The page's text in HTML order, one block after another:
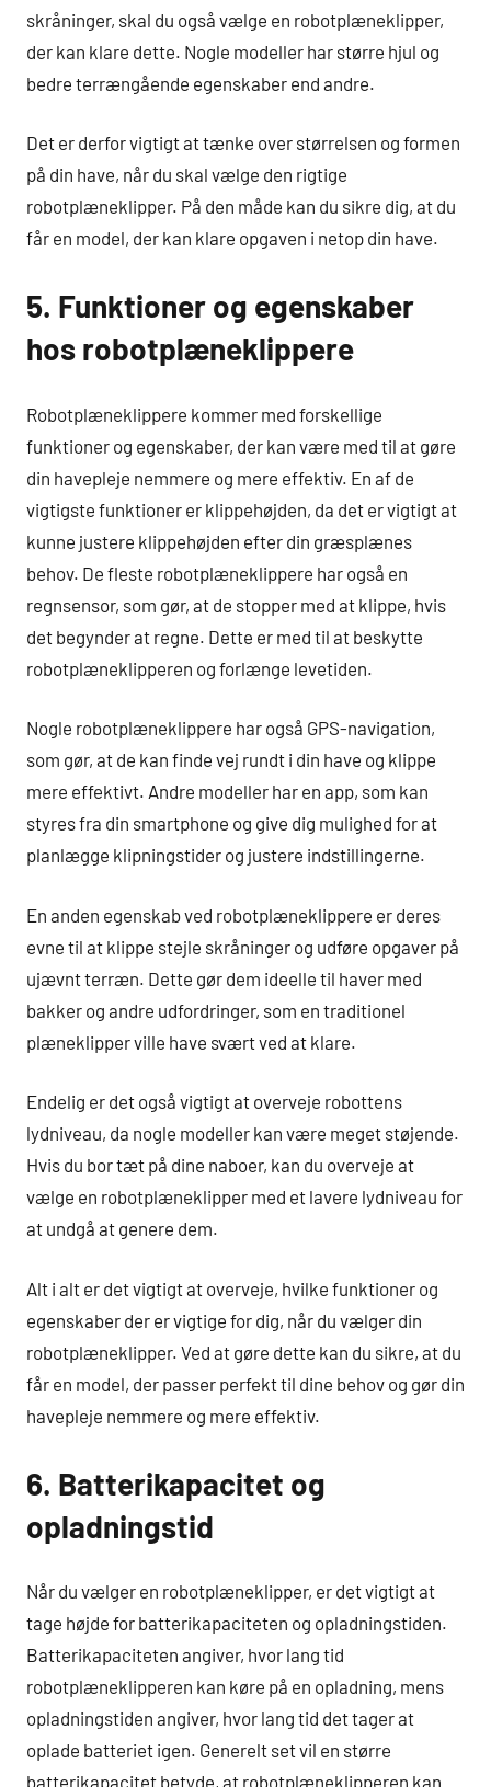
skråninger, skal du også vælge en robotplæneklipper,
der kan klare dette. Nogle modeller har større hjul og
bedre terrængående egenskaber end andre.
Det er derfor vigtigt at tænke over størrelsen og formen
på din have, når du skal vælge den rigtige
robotplæneklipper. På den måde kan du sikre dig, at du
får en model, der kan klare opgaven i netop din have.
5. Funktioner og egenskaber
hos robotplæneklippere
Robotplæneklippere kommer med forskellige
funktioner og egenskaber, der kan være med til at gøre
din havepleje nemmere og mere effektiv. En af de
vigtigste funktioner er klippehøjden, da det er vigtigt at
kunne justere klippehøjden efter din græsplænes
behov. De fleste robotplæneklippere har også en
regnsensor, som gør, at de stopper med at klippe, hvis
det begynder at regne. Dette er med til at beskytte
robotplæneklipperen og forlænge levetiden.
Nogle robotplæneklippere har også GPS-navigation,
som gør, at de kan finde vej rundt i din have og klippe
mere effektivt. Andre modeller har en app, som kan
styres fra din smartphone og give dig mulighed for at
planlægge klipningstider og justere indstillingerne.
En anden egenskab ved robotplæneklippere er deres
evne til at klippe stejle skråninger og udføre opgaver på
ujævnt terræn. Dette gør dem ideelle til haver med
bakker og andre udfordringer, som en traditionel
plæneklipper ville have svært ved at klare.
Endelig er det også vigtigt at overveje robottens
lydniveau, da nogle modeller kan være meget støjende.
Hvis du bor tæt på dine naboer, kan du overveje at
vælge en robotplæneklipper med et lavere lydniveau for
at undgå at genere dem.
Alt i alt er det vigtigt at overveje, hvilke funktioner og
egenskaber der er vigtige for dig, når du vælger din
robotplæneklipper. Ved at gøre dette kan du sikre, at du
får en model, der passer perfekt til dine behov og gør din
havepleje nemmere og mere effektiv.
6. Batterikapacitet og
opladningstid
Når du vælger en robotplæneklipper, er det vigtigt at
tage højde for batterikapaciteten og opladningstiden.
Batterikapaciteten angiver, hvor lang tid
robotplæneklipperen kan køre på en opladning, mens
opladningstiden angiver, hvor lang tid det tager at
oplade batteriet igen. Generelt set vil en større
batterikapacitet betyde, at robotplæneklipperen kan